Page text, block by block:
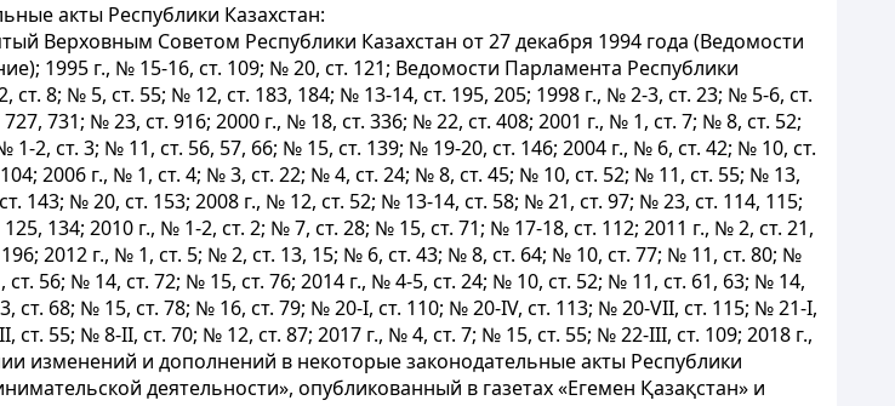
акты Республики Казахстан:
Верховным Советом Республики Казахстан от 27 декабря 1994 года (Ведомости
1995 г., № 15-16, ст. 109; № 20, ст. 121; Ведомости Парламента Республики
8; № 5, ст. 55; № 12, ст. 183, 184; № 13-14, ст. 195, 205; 1998 г., № 2-3, ст. 23; № 5-6, ст.
731; № 23, ст. 916; 2000 г., № 18, ст. 336; № 22, ст. 408; 2001 г., № 1, ст. 7; № 8, ст. 52;
2, ст. 3; № 11, ст. 56, 57, 66; № 15, ст. 139; № 19-20, ст. 146; 2004 г., № 6, ст. 42; № 10, ст.
2006 г., № 1, ст. 4; № 3, ст. 22; № 4, ст. 24; № 8, ст. 45; № 10, ст. 52; № 11, ст. 55; № 13,
143; № 20, ст. 153; 2008 г., № 12, ст. 52; № 13-14, ст. 58; № 21, ст. 97; № 23, ст. 114, 115;
134; 2010 г., № 1-2, ст. 2; № 7, ст. 28; № 15, ст. 71; № 17-18, ст. 112; 2011 г., № 2, ст. 21,
2012 г., № 1, ст. 5; № 2, ст. 13, 15; № 6, ст. 43; № 8, ст. 64; № 10, ст. 77; № 11, ст. 80; №
56; № 14, ст. 72; № 15, ст. 76; 2014 г., № 4-5, ст. 24; № 10, ст. 52; № 11, ст. 61, 63; № 14,
ст. 68; № 15, ст. 78; № 16, ст. 79; № 20-I, ст. 110; № 20-IV, ст. 113; № 20-VII, ст. 115; № 21-I,
55; № 8-II, ст. 70; № 12, ст. 87; 2017 г., № 4, ст. 7; № 15, ст. 55; № 22-III, ст. 109; 2018 г.,
изменений и дополнений в некоторые законодательные акты Республики
деятельности», опубликованный в газетах «Егемен Қазақстан» и